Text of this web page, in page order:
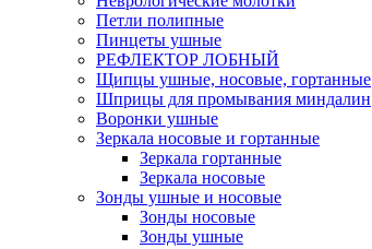
Петли полипные
Пинцеты ушные
РЕФЛЕКТОР ЛОБНЫЙ
Щипцы ушные, носовые, гортанные
Шприцы для промывания миндалин
Воронки ушные
Зеркала носовые и гортанные
Зеркала гортанные
Зеркала носовые
Зонды ушные и носовые
Зонды носовые
Зонды ушные